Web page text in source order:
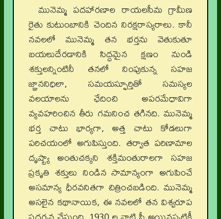
మునెమ్మ పదహారణాల రాయలసీమ గ్రామీణ
రైతు కుటుంబానికి చెందిన నిరక్షరాస్యరాలు. కానీ
నవలలో మునెమ్మ తన భర్తను వెతుకుతూ
బయలుదేరడానికి సిద్ధమైన క్షణం నుండి
శక్తులన్నింటినీ తనలో నింపుకున్న సహజ
జ్ఞాననిధిలా, సమయస్ఫూర్తితో సమస్యల
వలయాలను ఛేదించి అపరమేధావిగా
వ్యవహరించిన తీరు గమనించ తగినది. మునెమ్మ
భర్త చాటు భార్యగా, అత్త చాటు కోడలుగా
పరిచయంలో అగుపిస్తుంది. తర్వాత పరిణామాల
దృష్ట్యా అంతుచక్కని శక్తిమంతురాలగా సహజ
ప్రకృతి శక్తులు నిండిన సామాన్యంగా అగుపించే
అసమాన్య ధీరవనితగా చిత్రించబడింది. మునెమ్మ
అసలైన కథానాయిక, ఈ నవలలో తన విశ్వరూప